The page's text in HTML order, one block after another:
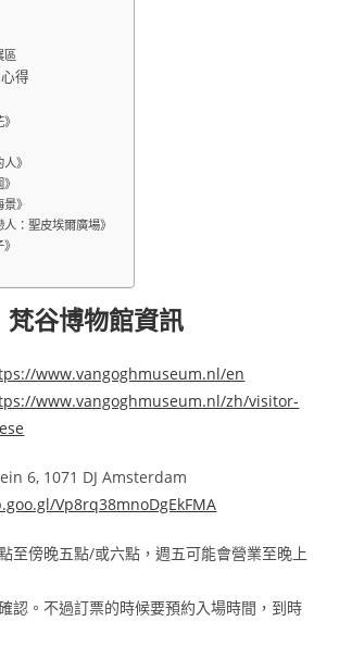
區
得
》
》
人：聖皮埃爾廣場》
梵谷博物館資訊
www.vangoghmuseum.nl/en
www.vangoghmuseum.nl/zh/visitor-
6, 1071 DJ Amsterdam
Vp8rq38mnoDgEkFMA
至傍晚五點/或六點，週五可能會營業至晚上
認。不過訂票的時候要預約入場時間，到時